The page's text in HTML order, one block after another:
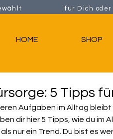
ausgewählt für Dich
HOME SHOP
5 Tipps
Aufgaben im Alltag
dir hier 5 Tipps, wie du im
nur ein Trend. Du bist es